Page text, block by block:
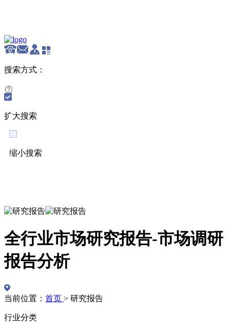
搜索方式：
扩大搜索
缩小搜索
全行业市场研究报告-市场调研
报告分析
当前位置： 首页 > 研究报告
行业分类